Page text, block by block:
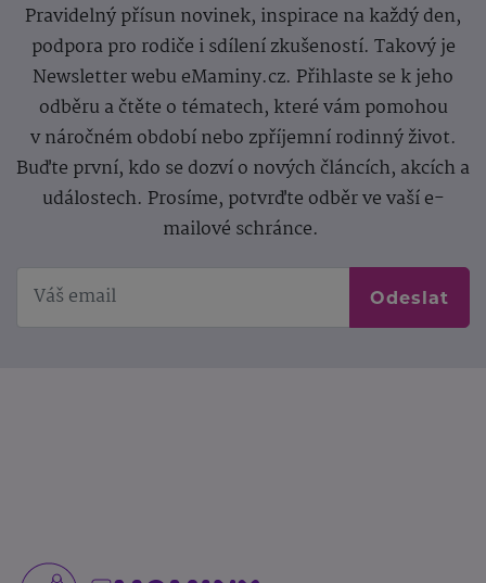
Pravidelný přísun novinek, inspirace na každý den,
podpora pro rodiče i sdílení zkušeností. Takový je
Newsletter webu eMaminy.cz. Přihlaste se k jeho
odběru a čtěte o tématech, které vám pomohou
v náročném období nebo zpříjemní rodinný život.
Buďte první, kdo se dozví o nových článcích, akcích a
událostech. Prosíme, potvrďte odběr ve vaší e-
mailové schránce.
Odeslat